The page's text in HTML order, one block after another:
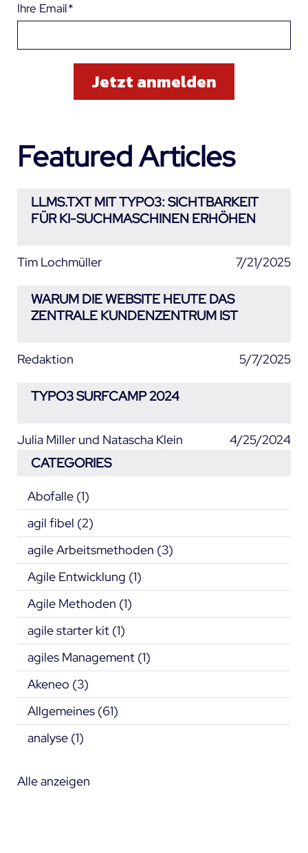
Ihre Email*
Featured Articles
LLMS.TXT MIT TYPO3: SICHTBARKEIT
FÜR KI-SUCHMASCHINEN ERHÖHEN
Tim Lochmüller 7/21/2025
WARUM DIE WEBSITE HEUTE DAS
ZENTRALE KUNDENZENTRUM IST
Redaktion 5/7/2025
TYPO3 SURFCAMP 2024
Julia Miller und Natascha Klein 4/25/2024
CATEGORIES
Abofalle (1)
agil fibel (2)
agile Arbeitsmethoden (3)
Agile Entwicklung (1)
Agile Methoden (1)
agile starter kit (1)
agiles Management (1)
Akeneo (3)
Allgemeines (61)
analyse (1)
Alle anzeigen